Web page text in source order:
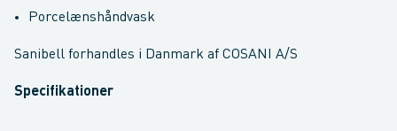
Porcelænshåndvask
Sanibell forhandles i Danmark af COSANI A/S
Specifikationer